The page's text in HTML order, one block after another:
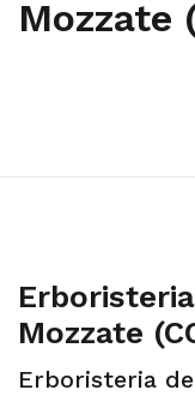
Mozzate
Mozzate
Erboristeria